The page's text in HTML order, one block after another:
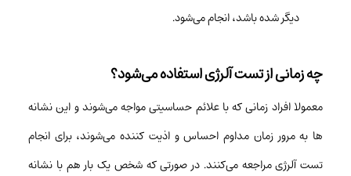
دیگر شده باشد، انجام می‌شود.
چه زمانی از تست آلرژی استفاده می‌شود؟
معمولا افراد زمانی که با علائم حساسیتی مواجه می‌شوند و این نشانه
ها به مرور زمان مداوم احساس و اذیت کننده می‌شوند، برای انجام
تست آلرژی مراجعه می‌کنند. در صورتی که شخص یک بار هم با نشانه